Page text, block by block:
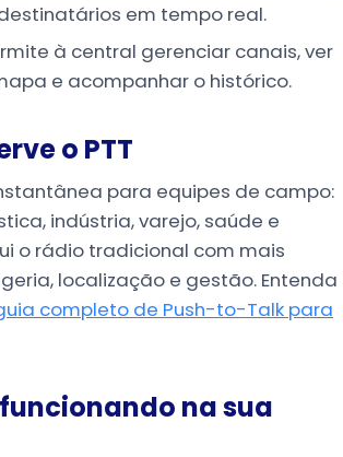
em tempo real.
à central gerenciar canais, ver
e acompanhar o histórico.
o PTT
para equipes de campo:
indústria, varejo, saúde e
o rádio tradicional com mais
localização e gestão. Entenda
completo de Push-to-Talk para
funcionando na sua